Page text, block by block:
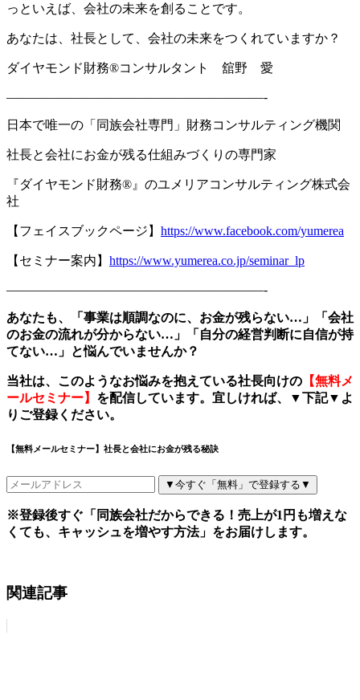
っといえば、 会社の未来を創ることです。
あなたは、社長として 会社の未来をつくれていますか ？
ダイヤモンド財務®コンサルタント 舘野 愛
————————————————————-
日本で唯一の「同族会社専門」財務コンサルティング機関
社長と会社にお金が残る仕組みづくりの専門家
『ダイヤモンド財務® 』のユメリアコンサルティング株式会
社
【フェイスブックページ】 https://www.facebook.com/yumerea
【セミナー案内】 https://www.yumerea.co.jp/seminar_lp
————————————————————-
あなたも、「事業は順調なのに、お金が残らない… 」「会社
のお金の流れが分からない… 」「自分の経営判断に自信が持
てない… 」と悩んでいませんか？
当社は、このようなお悩みを抱えている社長向けの 【無料メ
ールセミナー】 を配信しています。宜しければ、 ▼下記▼ よ
りご登録ください。
【無料メールセミナー】社長と会社にお金が残る秘訣
▼今すぐ「無料」で登録する▼
※登録後すぐ「同族会社だからできる！売上が1円も増えな
くても、キャッシュを増やす方法」をお届けします。
関連記事